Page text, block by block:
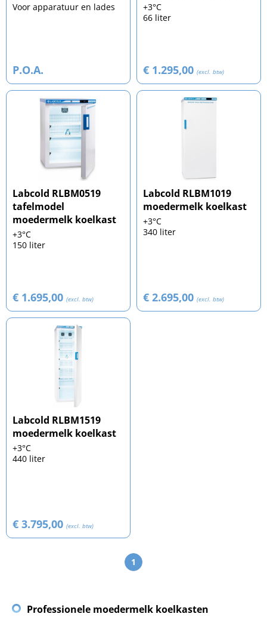
Voor apparatuur en lades
P.O.A.
+3°C
66 liter
€ 1.295,00 (excl. btw)
Labcold RLBM0519
tafelmodel
moedermelk koelkast
+3°C
150 liter
€ 1.695,00 (excl. btw)
Labcold RLBM1019
moedermelk koelkast
+3°C
340 liter
€ 2.695,00 (excl. btw)
Labcold RLBM1519
moedermelk koelkast
+3°C
440 liter
€ 3.795,00 (excl. btw)
1
Professionele moedermelk koelkasten